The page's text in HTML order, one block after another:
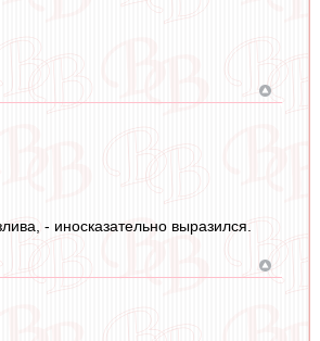
- иносказательно выразился.